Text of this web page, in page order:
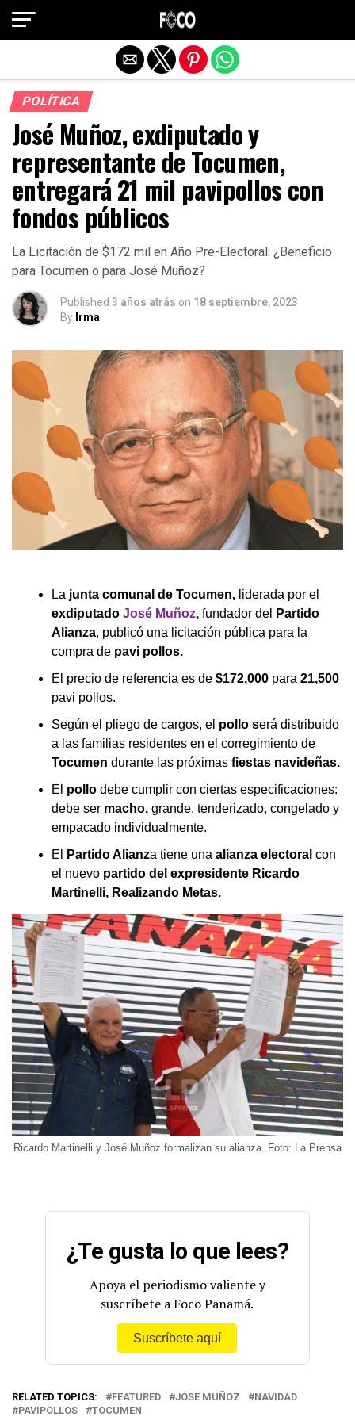
POLÍTICA
José Muñoz, exdiputado y
representante de Tocumen,
entregará 21 mil pavipollos con
fondos públicos
La Licitación de $172 mil en Año Pre-Electoral: ¿Beneficio
para Tocumen o para José Muñoz?
Published 3 años atrás on 18 septiembre, 2023
By Irma
La junta comunal de Tocumen, liderada por el
exdiputado José Muñoz, fundador del
Partido
Alianza, publicó una licitación pública para la
compra de pavi pollos.
El precio de referencia es de $172,000 para 21,500
pavi pollos.
Según el pliego de cargos, el pollo será distribuido
a las familias residentes en el corregimiento de
Tocumen durante las próximas fiestas navideñas.
El pollo debe cumplir con ciertas especificaciones:
debe ser macho, grande, tenderizado, congelado y
empacado individualmente.
El
Partido Alianza tiene una alianza electoral con
el nuevo partido del expresidente Ricardo
Martinelli, Realizando Metas.
Ricardo Martinelli y José Muñoz formalizan su alianza. Foto: La Prensa
¿Te gusta lo que lees?
Apoya el periodismo valiente y
suscríbete a Foco Panamá.
Suscríbete aquí
RELATED TOPICS: FEATURED JOSE MUÑOZ
NAVIDAD
PAVIPOLLOS
TOCUMEN
Salir de la versión móvil